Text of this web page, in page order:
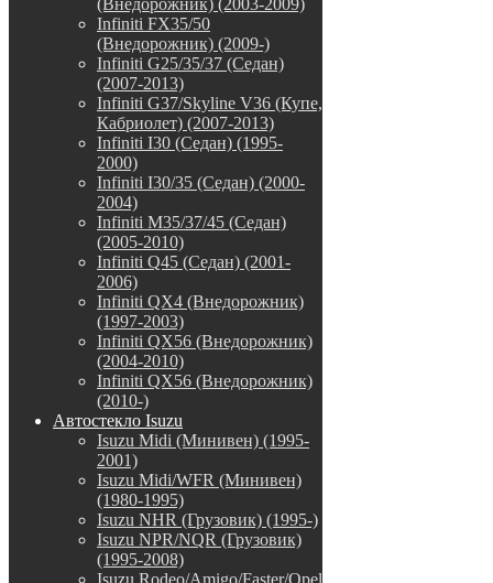
Infiniti FX35/50
(Внедорожник) (2009-)
Infiniti G25/35/37 (Седан)
(2007-2013)
Infiniti G37/Skyline V36 (Купе,
Кабриолет) (2007-2013)
Infiniti I30 (Седан) (1995-
2000)
Infiniti I30/35 (Седан) (2000-
2004)
Infiniti M35/37/45 (Седан)
(2005-2010)
Infiniti Q45 (Седан) (2001-
2006)
Infiniti QX4 (Внедорожник)
(1997-2003)
Infiniti QX56 (Внедорожник)
(2004-2010)
Infiniti QX56 (Внедорожник)
(2010-)
Автостекло Isuzu
Isuzu Midi (Минивен) (1995-
2001)
Isuzu Midi/WFR (Минивен)
(1980-1995)
Isuzu NHR (Грузовик) (1995-)
Isuzu NPR/NQR (Грузовик)
(1995-2008)
Isuzu Rodeo/Amigo/Faster/Opel